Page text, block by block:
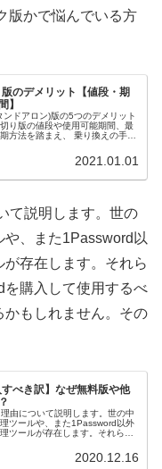
版かで悩んでいる方
のデメリット【値段・期
】
ドアロン)版の5つのデメリット
り版の値段や使用可能期間、最
方法を踏まえ、 乗り換えの手間
2021.01.01
て説明します。世の
、また1Password以
存在します。それら
購入して使用するべ
かもしれません。その
べき訳】なぜ無料版や他
由について説明します。世の中
ツールや、また1Password以外
ツールが存在します。それらの
2020.12.16